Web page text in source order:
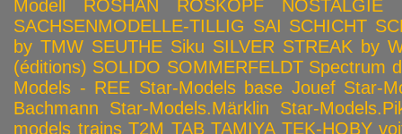
Modell
ROSHAN ROSKOPF NOSTALGIE
SACHSENMODELLE-TILLIG SAI SCHICHT
by TMW SEUTHE Siku SILVER STREAK by
(éditions) SOLIDO SOMMERFELDT Spectrum
Models - REE Star-Models base Jouef Star-
Bachmann
Star-Models.Märklin
Star-
models trains T2M TAB TAMIYA TEK-HOBY